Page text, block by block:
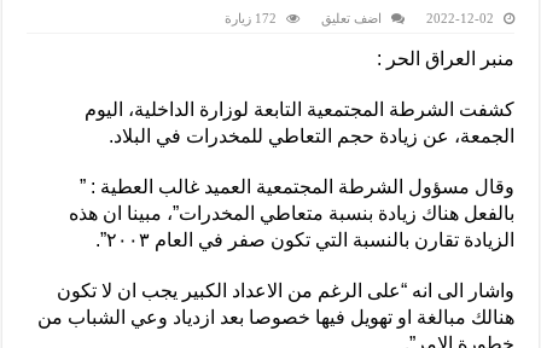
2022-12-02 اضف تعليق 172 زيارة
منبر العراق الحر :
كشفت الشرطة المجتمعية التابعة لوزارة الداخلية، اليوم
الجمعة، عن زيادة حجم التعاطي للمخدرات في البلاد.
وقال مسؤول الشرطة المجتمعية العميد غالب العطية : ”
بالفعل هناك زيادة بنسبة متعاطي المخدرات”، مبينا ان هذه
الزيادة تقارن بالنسبة التي تكون صفر في العام ٢٠٠٣”.
واشار الى انه “على الرغم من الاعداد الكبير يجب ان لا تكون
هنالك مبالغة او تهويل فيها خصوصا بعد ازدياد وعي الشباب من